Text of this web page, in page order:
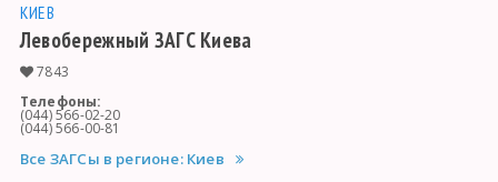
КИЕВ
Левобережный ЗАГС Киева
7843
Телефоны:
(044) 566-02-20
(044) 566-00-81
Все ЗАГСы в регионе: Киев